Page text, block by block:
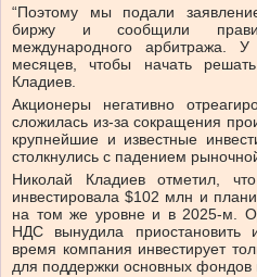
“Поэтому мы подали
биржу и сообщили
международного арбитража.
месяцев, чтобы начать
Кладиев.
Акционеры негативно
сложилась из-за сокращения
крупнейшие и известные
столкнулись с падением
Николай Кладиев отметил,
инвестировала $102 млн и
на том же уровне и в 2025-м.
НДС вынудила приостановить
время компания инвестирует
для поддержки основных фондов